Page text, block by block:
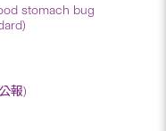
stomach bug
報)